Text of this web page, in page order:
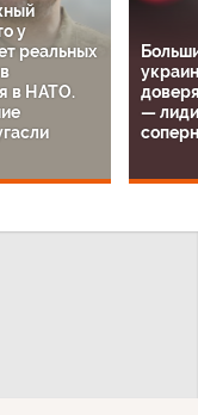
у
реальных
в НАТО.
—